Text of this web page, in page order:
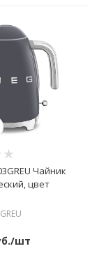
Чайник
цвет
/шт